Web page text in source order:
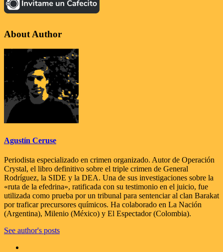
About Author
Agustín Ceruse
Periodista especializado en crimen organizado. Autor de Operación
Crystal, el libro definitivo sobre el triple crimen de General
Rodríguez, la SIDE y la DEA. Una de sus investigaciones sobre la
«ruta de la efedrina», ratificada con su testimonio en el juicio, fue
utilizada como prueba por un tribunal para sentenciar al clan Barakat
por traficar precursores químicos. Ha colaborado en La Nación
(Argentina), Milenio (México) y El Espectador (Colombia).
See author's posts